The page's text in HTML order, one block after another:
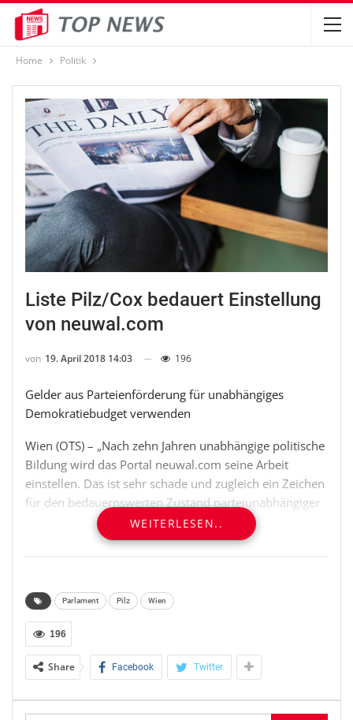
Home Politik
Liste Pilz/Cox bedauert Einstellung
von neuwal.com
von 19. April 2018 14:03 196
Gelder aus Parteienförderung für unabhängiges
Demokratiebudget verwenden
Wien (OTS) – „Nach zehn Jahren unabhängige politische
Bildung wird das Portal neuwal.com seine Arbeit
einstellen. Das ist sehr schade und zugleich ein Zeichen
für den bedauernswerten Zustand parteiunabhängiger
politischer Bildung in Österreich“, so kommentiert die
Bildungssprecherin der Liste Pilz, Stephanie Cox, die
„Fermata“-Entscheidung der politischen
ehrenamtlichem und privatem Engagement wurde da
etwas aufgebaut, das für viele – Politikerinnen und
Politiker, politisch Interessierte und auch
Quelle für unabhängige Informationen über Politik in
WEITERLESEN..
Parlament Pilz Wien
196
Share Facebook Twitter